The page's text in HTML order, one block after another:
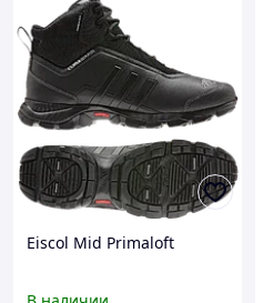
Eiscol Mid Primaloft